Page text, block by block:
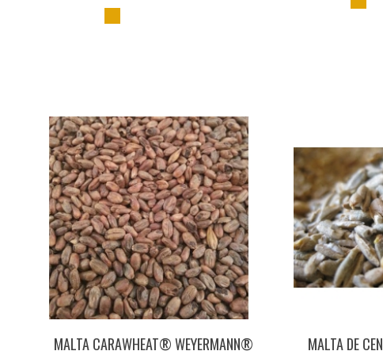
MALTA CARAWHEAT® WEYERMANN® MALTA DE